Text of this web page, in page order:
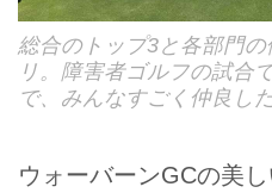
総合のトップ3と各部門
リ。障害者ゴルフの試合
で、みんなすごく仲良し
ウォーバーンGCの美